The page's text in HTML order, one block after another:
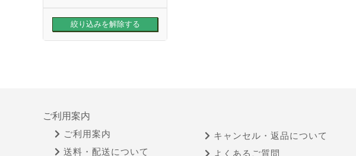
ご利用案内
ご利用案内
送料・配送について
キャンセル・返品について
よくあるご質問